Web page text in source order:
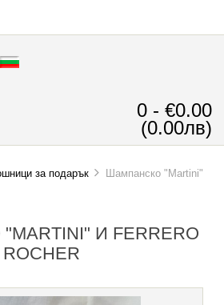
0 - €0.00
(0.00лв)
за подарък
Шампанско "Martini"
И FERRERO
ROCHER